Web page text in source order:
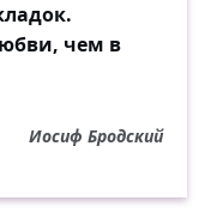
чем в
Иосиф Бродский